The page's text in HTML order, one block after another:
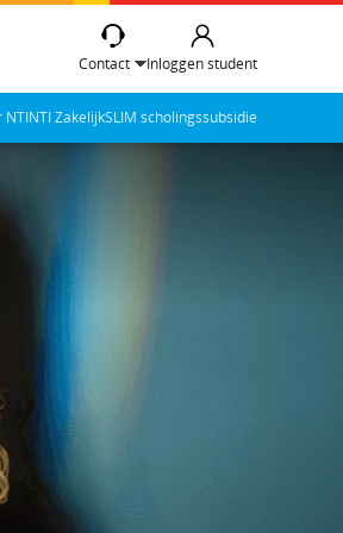
Contact Inloggen student
NTINTI ZakelijkSLIM scholingssubsidie